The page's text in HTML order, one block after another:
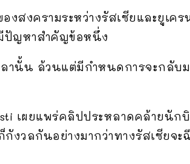
สงครามระหว่างรัสเซียและยูเค
ปัญหาสำคัญข้อหนึ่ง
นั้น ล้วนแต่มีกำหนดการจะกลับ
เผยแพร่คลิปประหลาดคล้ายนั
กังวลกันอย่างมากว่าทางรัสเซีย